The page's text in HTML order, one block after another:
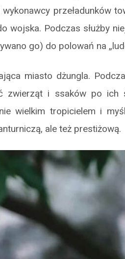
przeładunków
wojska. Podczas służby
go) do polowań na
miasto dżungla.
zwierząt i ssaków po ich
wielkim tropicielem i
ale też prestiżową.